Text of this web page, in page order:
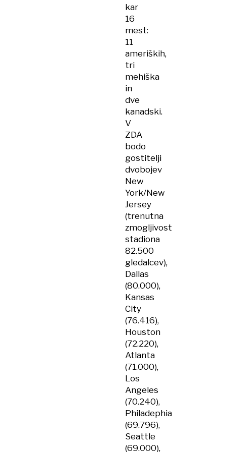
kar
16
mest:
11
ameriških,
tri
mehiška
in
dve
kanadski.
V
ZDA
bodo
gostitelji
dvobojev
New
York/New
Jersey
(trenutna
zmogljivost
stadiona
82.500
gledalcev),
Dallas
(80.000),
Kansas
City
(76.416),
Houston
(72.220),
Atlanta
(71.000),
Los
Angeles
(70.240),
Philadephia
(69.796),
Seattle
(69.000),